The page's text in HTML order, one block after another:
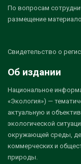
По вопросам
размещение
Свидетельство о
Об издании
Национальное
«Экология») —
актуальную и
экологической
окружающей среды,
коммерческих и
природы.